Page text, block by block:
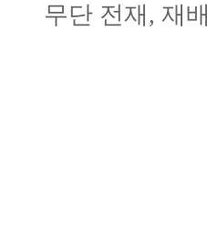
무단 전재, 재